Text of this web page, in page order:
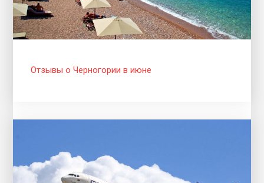
Отзывы о Черногории в июне